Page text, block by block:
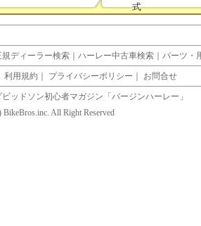
式
ディーラー検索 ｜ ハーレー中古車検索 ｜ パーツ・
利用規約 ｜ プライバシーポリシー ｜ お問合せ
ッドソン初心者マガジン「バージンハーレー」
BikeBros.inc. All Right Reserved